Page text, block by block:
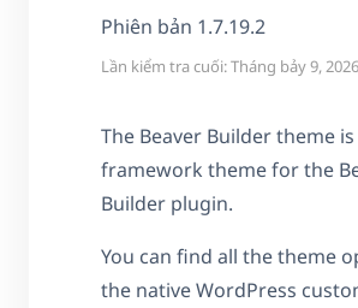
Phiên bản 1.7.19.2
Lần kiểm tra cuối: Tháng bảy 9, 2026
The Beaver Builder theme is
framework theme for the
Builder plugin.
You can find all the theme
the native WordPress